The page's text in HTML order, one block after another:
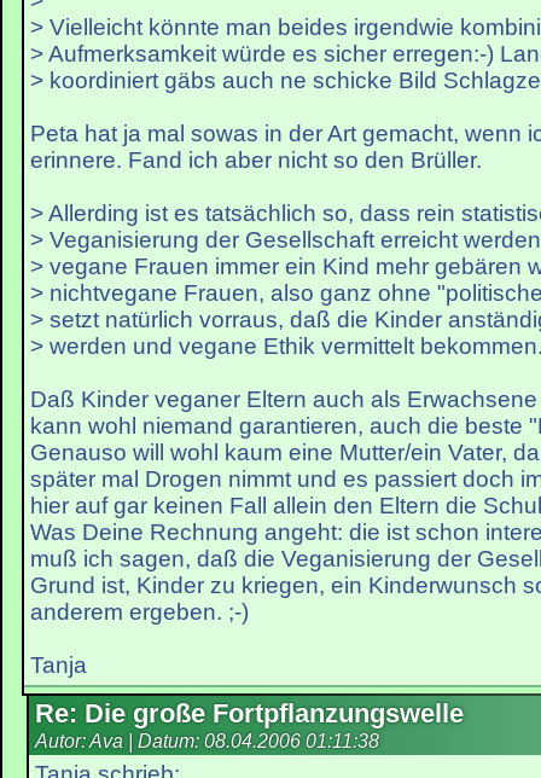
> Vielleicht könnte man beides irgendwie
> Aufmerksamkeit würde es sicher erregen:-)
> koordiniert gäbs auch ne schicke Bild
Peta hat ja mal sowas in der Art gemacht, wenn
erinnere. Fand ich aber nicht so den Brüller.
> Allerding ist es tatsächlich so, dass rein
> Veganisierung der Gesellschaft erreicht
> vegane Frauen immer ein Kind mehr gebären
> nichtvegane Frauen, also ganz ohne
> setzt natürlich vorraus, daß die Kinder
> werden und vegane Ethik vermittelt
Daß Kinder veganer Eltern auch als
kann wohl niemand garantieren, auch die beste
Genauso will wohl kaum eine Mutter/ein Vater,
später mal Drogen nimmt und es passiert doch
hier auf gar keinen Fall allein den Eltern die
Was Deine Rechnung angeht: die ist schon
muß ich sagen, daß die Veganisierung der
Grund ist, Kinder zu kriegen, ein Kinderwunsch
anderem ergeben. ;-)
Tanja
Re: Die große Fortpflanzungswelle
Autor: Ava | Datum: 08.04.2006 01:11:38